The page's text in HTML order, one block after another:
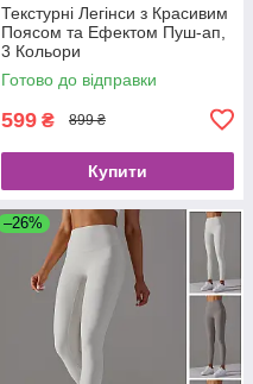
Текстурні Легінси з Красивим
Поясом та Ефектом Пуш-ап,
3 Кольори
Готово до відправки
599 ₴ 899 ₴
Купити
–26%